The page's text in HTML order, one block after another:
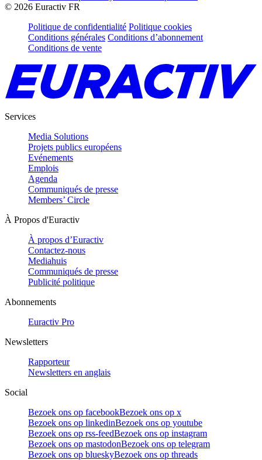
© 2026 Euractiv FR
Politique de confidentialité Politique cookies
Conditions générales Conditions d’abonnement
Conditions de vente
Services
Media Solutions
Projets publics européens
Evénements
Emplois
Agenda
Communiqués de presse
Members’ Circle
À Propos d'Euractiv
À propos d’Euractiv
Contactez-nous
Mediahuis
Communiqués de presse
Publicité politique
Abonnements
Euractiv Pro
Newsletters
Rapporteur
Newsletters en anglais
Social
Bezoek ons op facebookBezoek ons op x
Bezoek ons op linkedinBezoek ons op youtube
Bezoek ons op rss-feedBezoek ons op instagram
Bezoek ons op mastodonBezoek ons op telegram
Bezoek ons op blueskyBezoek ons op threads